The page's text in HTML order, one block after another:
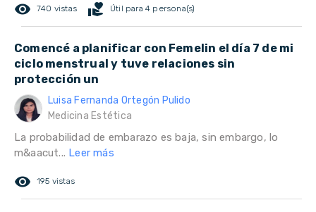
remove_red_eye 740 vistas volunteer_activism Útil para 4 persona(s)
Comencé a planificar con Femelin el día 7 de mi
ciclo menstrual y tuve relaciones sin
protección un
Luisa Fernanda Ortegón Pulido
Medicina Estética
La probabilidad de embarazo es baja, sin embargo, lo
m&aacut... Leer más
remove_red_eye 195 vistas